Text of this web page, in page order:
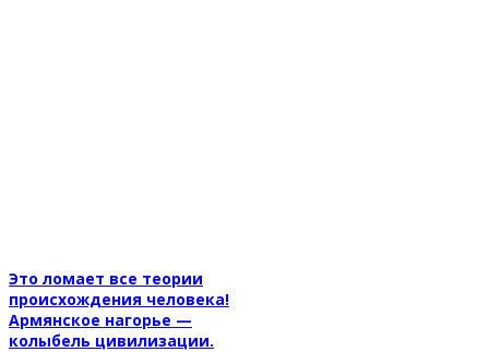
Это ломает все теории
происхождения человека!
Армянское нагорье —
колыбель цивилизации.